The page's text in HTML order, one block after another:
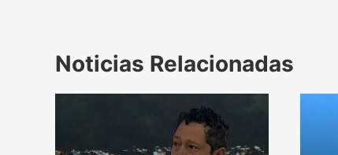
Noticias Relacionadas